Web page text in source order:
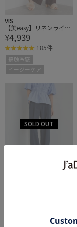
VIS
【美easy】リネンライク
ワンタックワイドスラッ
クスパンツ
¥4,939
185件
接触冷感
イージーケア
接触冷感